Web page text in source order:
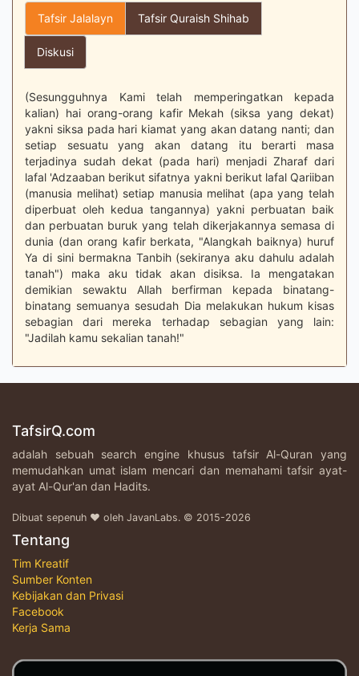
Tafsir Jalalayn Tafsir Quraish Shihab
Diskusi
(Sesungguhnya Kami telah memperingatkan kepada
kalian) hai orang-orang kafir Mekah (siksa yang dekat)
yakni siksa pada hari kiamat yang akan datang nanti; dan
setiap sesuatu yang akan datang itu berarti masa
terjadinya sudah dekat (pada hari) menjadi Zharaf dari
lafal 'Adzaaban berikut sifatnya yakni berikut lafal Qariiban
(manusia melihat) setiap manusia melihat (apa yang telah
diperbuat oleh kedua tangannya) yakni perbuatan baik
dan perbuatan buruk yang telah dikerjakannya semasa di
dunia (dan orang kafir berkata, "Alangkah baiknya) huruf
Ya di sini bermakna Tanbih (sekiranya aku dahulu adalah
tanah") maka aku tidak akan disiksa. Ia mengatakan
demikian sewaktu Allah berfirman kepada binatang-
binatang semuanya sesudah Dia melakukan hukum kisas
sebagian dari mereka terhadap sebagian yang lain:
"Jadilah kamu sekalian tanah!"
TafsirQ.com
adalah sebuah search engine khusus tafsir Al-Quran yang
memudahkan umat islam mencari dan memahami tafsir ayat-
ayat Al-Qur'an dan Hadits.
Dibuat sepenuh ♥ oleh JavanLabs. © 2015-2026
Tentang
Tim Kreatif
Sumber Konten
Kebijakan dan Privasi
Facebook
Kerja Sama